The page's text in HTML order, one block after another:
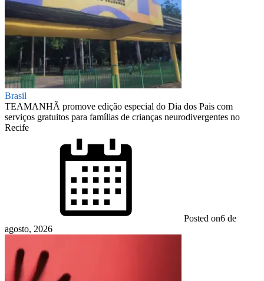
Brasil
TEAMANHÃ promove edição especial do Dia dos Pais com
serviços gratuitos para famílias de crianças neurodivergentes no
Recife
Posted on6 de
agosto, 2026